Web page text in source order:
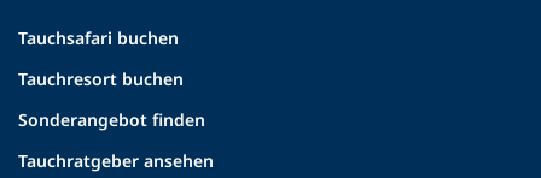
Tauchsafari buchen
Tauchresort buchen
Sonderangebot finden
Tauchratgeber ansehen